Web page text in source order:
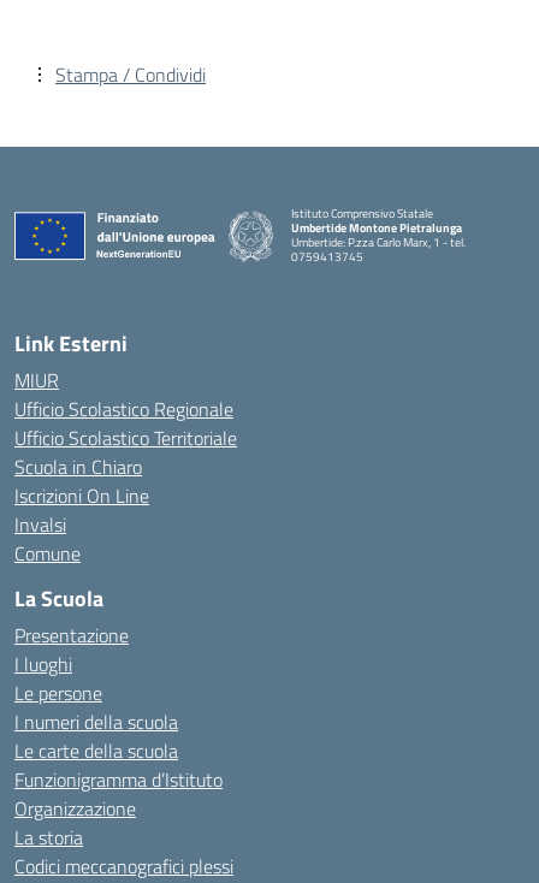
Stampa / Condividi
Istituto Comprensivo Statale
Umbertide Montone Pietralunga
Umbertide: P.zza Carlo Marx, 1 - tel.
0759413745
Link Esterni
MIUR
Ufficio Scolastico Regionale
Ufficio Scolastico Territoriale
Scuola in Chiaro
Iscrizioni On Line
Invalsi
Comune
La Scuola
Presentazione
I luoghi
Le persone
I numeri della scuola
Le carte della scuola
Funzionigramma d’Istituto
Organizzazione
La storia
Codici meccanografici plessi